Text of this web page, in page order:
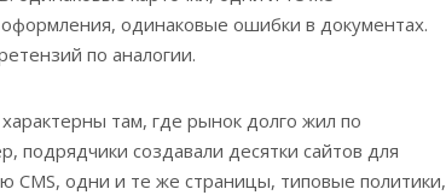
одинаковые ошибки в документах.
по аналогии.
там, где рынок долго жил по
создавали десятки сайтов для
CMS, одни и те же страницы, типовые политики,